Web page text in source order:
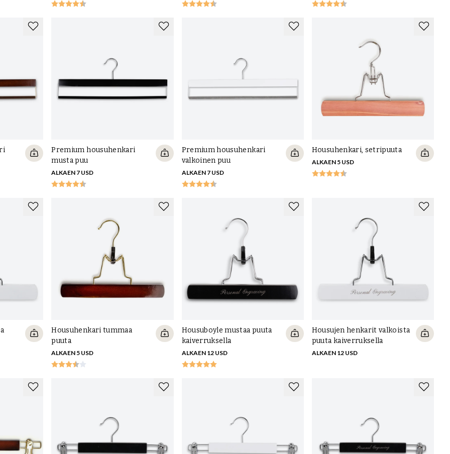
Premium housuhenkari
musta puu
ALKAEN 7 USD
Premium housuhenkari
valkoinen puu
ALKAEN 7 USD
Housuhenkari, setripuuta
ALKAEN 5 USD
Housuhenkari tummaa
puuta
ALKAEN 5 USD
Housuboyle mustaa puuta
kaiverruksella
ALKAEN 12 USD
Housujen henkarit valkoista
puuta kaiverruksella
ALKAEN 12 USD